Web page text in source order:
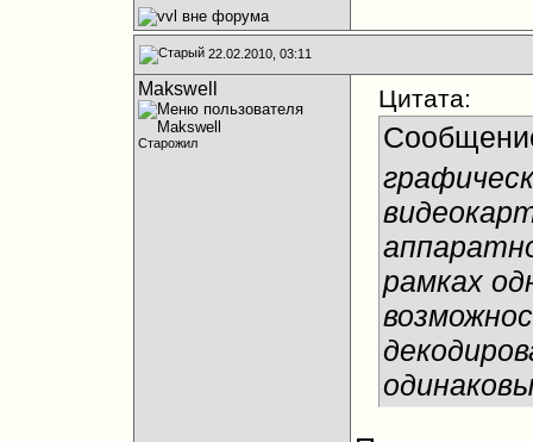
22.02.2010, 03:11
Makswell
Старожил
Цитата:
рамках